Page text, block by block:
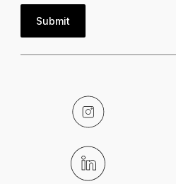
Submit